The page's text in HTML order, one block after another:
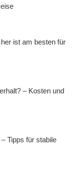
ist am besten für
– Kosten und
Tipps für stabile